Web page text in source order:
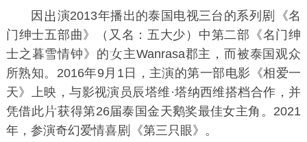
因
演2013年播出的泰国电视三台的系列 《名
门绅士五部曲 》（又名：五大少）中第二部《名门绅
士之暮雪情钟 》的
主Wanrasa郡主，而被泰国观众
所熟知。2016年9月1日，主演的第一部电影《相爱一
天》上映，与影视演员 辰塔维·塔纳西维搭档合作，并
凭借此
获得第26届泰国金天鹅奖最佳女主角。2021
年，参演奇幻爱情喜
《第三只眼》。